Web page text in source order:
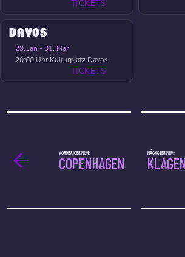
TICKETS
DAVOS
29. Jan - 01. Mar
20:00 Uhr Kulturplatz Davos
TICKETS
NÄCHSTER FILM:
VORHERIGER FILM:
COPENHAGEN